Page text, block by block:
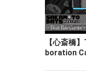
【心斎橋
boration